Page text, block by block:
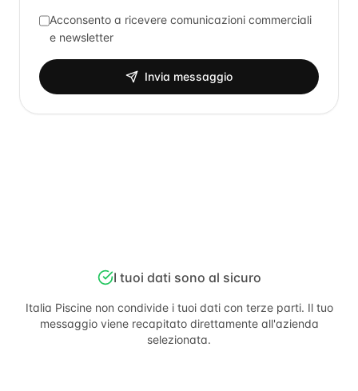
Acconsento a ricevere comunicazioni commerciali
e newsletter
Invia messaggio
I tuoi dati sono al sicuro
Italia Piscinenon condivide i tuoi dati con terze parti. Il tuo
messaggio viene recapitato direttamente all'azienda
selezionata.